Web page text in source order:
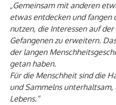
„Gemeinsam mit anderen
etwas entdecken und fangen
nutzen, die Interessen auf der
Gefangenen zu erweitern.
der langen
getan haben.
Für die Menschheit sind die
und Sammelns
Lebens.“